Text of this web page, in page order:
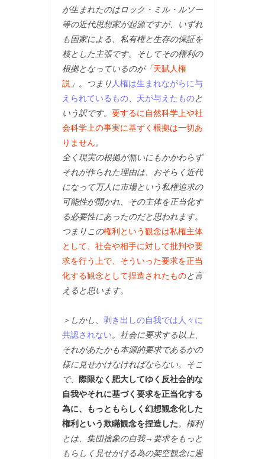
が生まれたのはロック・ミル・ルソー
等の近代思想家が起源ですが、いずれ
も国家による、私有権と生存の保証を
核とした主張です。そしてその権利の
根拠となっているのが「天賦人権
説 」。つまり 人権は生まれながらに与
えられているもの、天が与えたものと
いう訳です。 要するに自然科学上や社
会科学上の事実に基ずく根拠は一切あ
りません。
全く現実の根拠が無いにもかかわらず
それが作られた理由は、おそらく近代
になって万人に市場という私権追求の
可能性が開かれ、その主体を正当化す
る必要性にあったのだと思われます。
つまりこの権利という観念は私権主体
として、社会や相手に対して批判や要
求を行う上で、そういった要求を正当
化する観念として捏造されたものと言
えると思います。
＞しかし、 剥き出しの自我では人々に
共認されない。社会に要求する以上、
それがあたかも本源的要求であるかの
様に見せかけなければならない。そこ
で、
際限なく肥大してゆく反社会的な
自我やそれに基づく要求を正当化する
為に、もっともらしく幻想観念化した
権利という欺瞞観念を捏造した。権利
とは、集団捨象の自我→要求をもっと
もらしく見せかける為の架空観念に過